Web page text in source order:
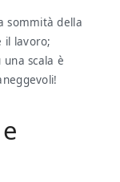
sommità della
il lavoro;
scala è